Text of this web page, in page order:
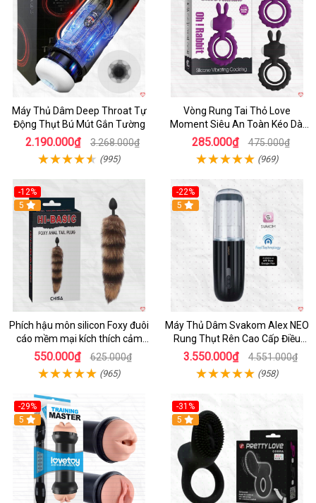
Máy Thủ Dâm Deep Throat Tự
Động Thụt Bú Mút Gắn Tường
2.190.000₫ 3.268.000₫
(995)
Vòng Rung Tai Thỏ Love
Moment Siêu An Toàn Kéo Dài
Thời Gian
285.000₫ 475.000₫
(969)
-12%
Hot
5
Phích hậu môn silicon Foxy đuôi
cáo mềm mại kích thích cảm
giác mới
550.000₫ 625.000₫
(965)
-22%
5
Máy Thủ Dâm Svakom Alex NEO
Rung Thụt Rên Cao Cấp Điều
Khiển App
3.550.000₫ 4.551.000₫
(958)
-29%
Hot
5
-31%
5